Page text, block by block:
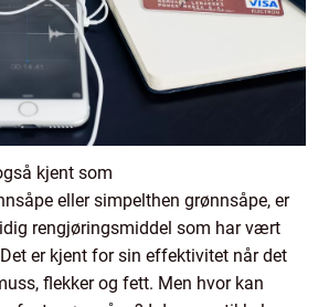
kjent som
eller simpelthen grønnsåpe, er
rengjøringsmiddel som har vært
er kjent for sin effektivitet når det
flekker og fett. Men hvor kan